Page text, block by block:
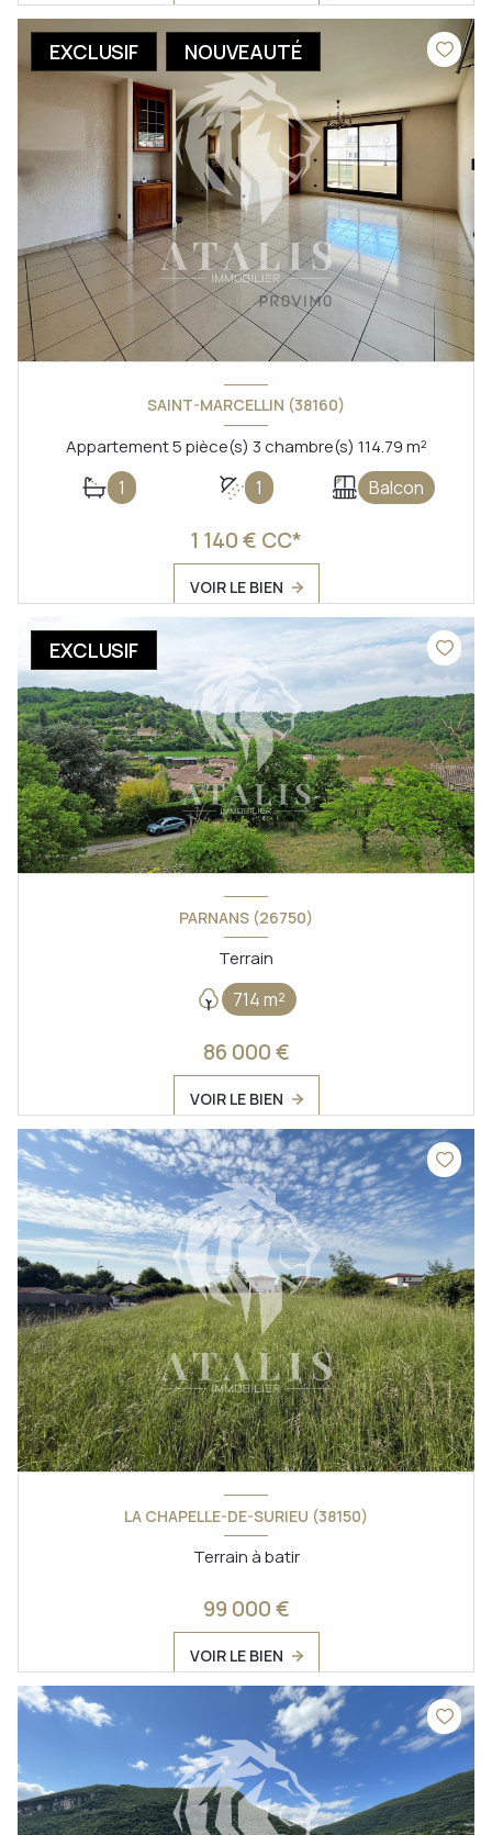
EXCLUSIF NOUVEAUTÉ
SAINT-MARCELLIN (38160)
Appartement 5 pièce(s) 3 chambre(s) 114.79 m²
1 1 Balcon
1 140 € CC*
VOIR LE BIEN
EXCLUSIF
PARNANS (26750)
Terrain
714 m²
86 000 €
VOIR LE BIEN
LA CHAPELLE-DE-SURIEU (38150)
Terrain à batir
99 000 €
VOIR LE BIEN